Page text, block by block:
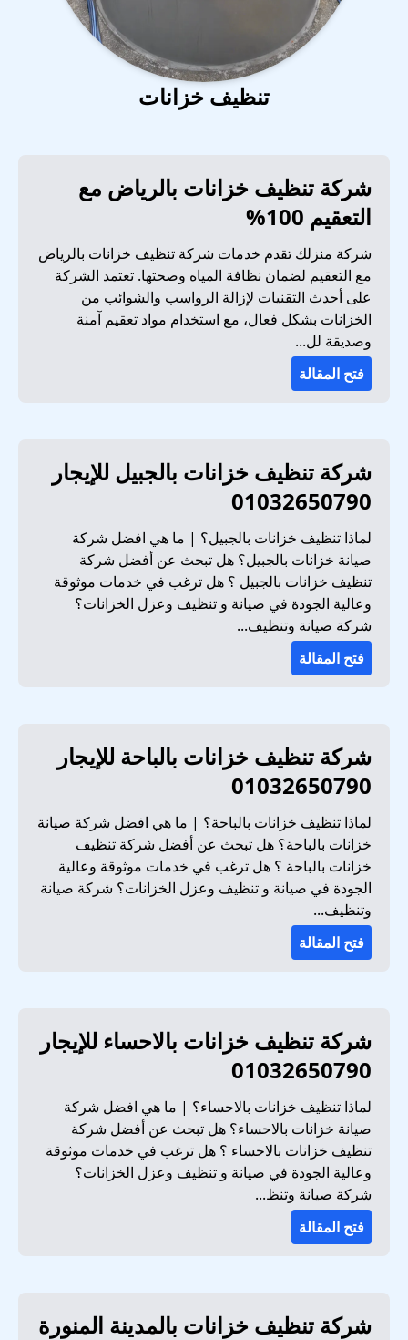
تنظيف خزانات
شركة تنظيف خزانات بالرياض مع
التعقيم 100%
شركة منزلك تقدم خدمات شركة تنظيف خزانات بالرياض
مع التعقيم لضمان نظافة المياه وصحتها. تعتمد الشركة
على أحدث التقنيات لإزالة الرواسب والشوائب من
الخزانات بشكل فعال، مع استخدام مواد تعقيم آمنة
وصديقة لل...
فتح المقالة
شركة تنظيف خزانات بالجبيل للإيجار
01032650790
لماذا تنظيف خزانات بالجبيل؟ | ما هي افضل شركة
صيانة خزانات بالجبيل؟ هل تبحث عن أفضل شركة
تنظيف خزانات بالجبيل ؟ هل ترغب في خدمات موثوقة
وعالية الجودة في صيانة و تنظيف وعزل الخزانات؟
شركة صيانة وتنظيف...
فتح المقالة
شركة تنظيف خزانات بالباحة للإيجار
01032650790
لماذا تنظيف خزانات بالباحة؟ | ما هي افضل شركة صيانة
خزانات بالباحة؟ هل تبحث عن أفضل شركة تنظيف
خزانات بالباحة ؟ هل ترغب في خدمات موثوقة وعالية
الجودة في صيانة و تنظيف وعزل الخزانات؟ شركة صيانة
وتنظيف...
فتح المقالة
شركة تنظيف خزانات بالاحساء للإيجار
01032650790
لماذا تنظيف خزانات بالاحساء؟ | ما هي افضل شركة
صيانة خزانات بالاحساء؟ هل تبحث عن أفضل شركة
تنظيف خزانات بالاحساء ؟ هل ترغب في خدمات موثوقة
وعالية الجودة في صيانة و تنظيف وعزل الخزانات؟
شركة صيانة وتنظ...
فتح المقالة
شركة تنظيف خزانات بالمدينة المنورة